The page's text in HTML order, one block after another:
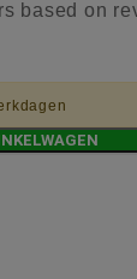
based on